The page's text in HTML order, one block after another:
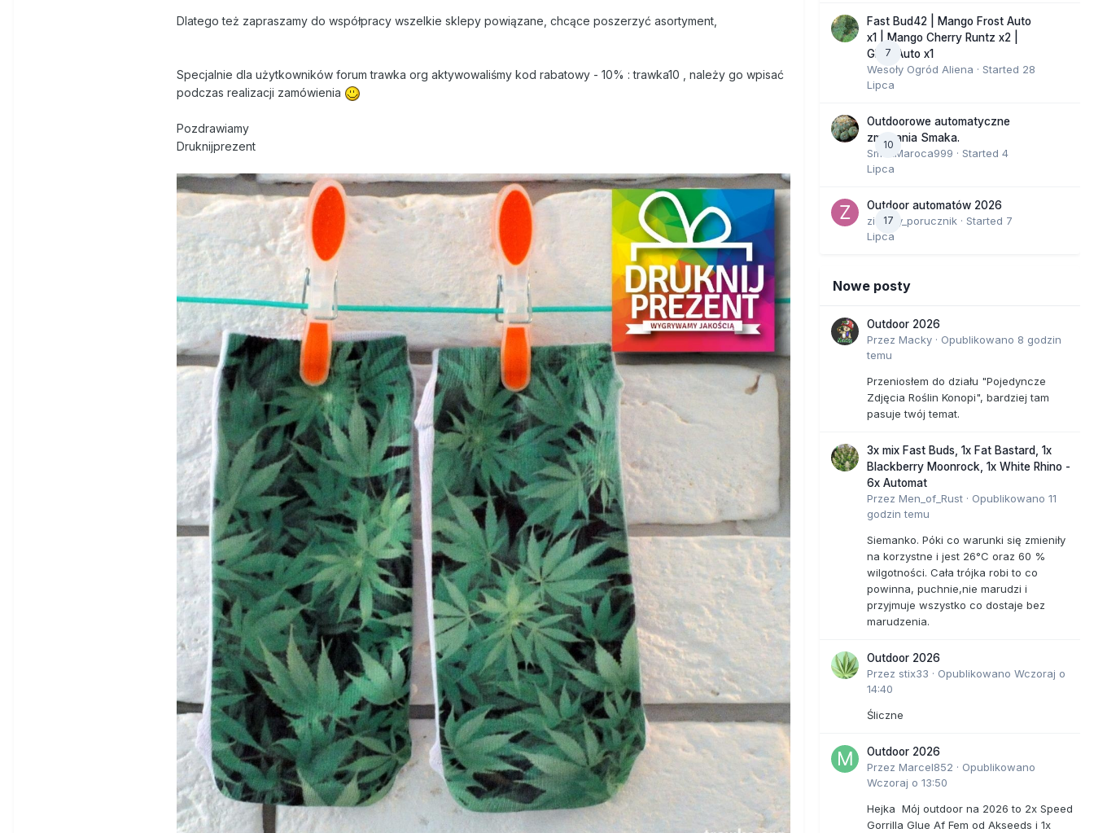
Dlatego też zapraszamy do współpracy wszelkie sklepy powiązane, chcące poszerzyć asortyment,
Specjalnie dla użytkowników forum trawka org aktywowaliśmy kod rabatowy - 10% : trawka10 , należy go wpisać
podczas realizacji zamówienia
Pozdrawiamy
Druknijprezent
7
Fast Bud42 | Mango Frost Auto
x1 | Mango Cherry Runtz x2 |
GMO Auto x1
Wesoły Ogród Aliena · Started 28
Lipca
10
Outdoorowe automatyczne
zmagania Smaka.
SmakMaroca999 · Started 4
Lipca
17
Outdoor automatów 2026
zielony_porucznik · Started 7
Lipca
Nowe posty
Outdoor 2026
Przez Macky · Opublikowano 8 godzin
temu
Przeniosłem do działu "Pojedyncze
Zdjęcia Roślin Konopi", bardziej tam
pasuje twój temat.
3x mix Fast Buds, 1x Fat Bastard, 1x
Blackberry Moonrock, 1x White Rhino -
6x Automat
Przez Men_of_Rust · Opublikowano 11
godzin temu
Siemanko. Póki co warunki się zmieniły
na korzystne i jest 26°C oraz 60 %
wilgotności. Cała trójka robi to co
powinna, puchnie,nie marudzi i
przyjmuje wszystko co dostaje bez
marudzenia.
Outdoor 2026
Przez stix33 · Opublikowano Wczoraj o
14:40
Śliczne
Outdoor 2026
Przez Marcel852 · Opublikowano
Wczoraj o 13:50
Hejka Mój outdoor na 2026 to 2x Speed
Gorrilla Glue Af Fem od Akseeds i 1x